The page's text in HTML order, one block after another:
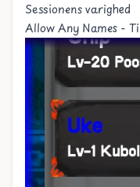
Sessionens varighed
Allow Any Names -